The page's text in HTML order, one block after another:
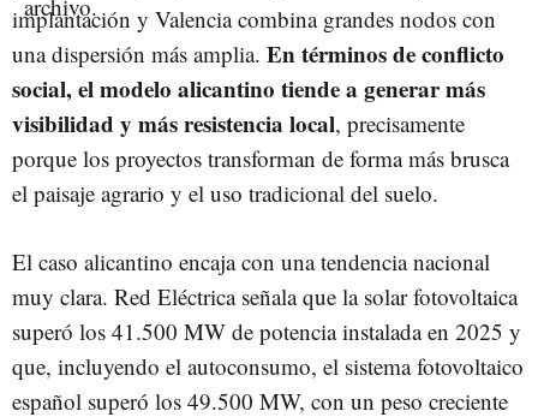
implantación y Valencia combina grandes nodos con
una dispersión más amplia. En términos de conflicto
social, el modelo alicantino tiende a generar más
visibilidad y más resistencia local, precisamente
porque los proyectos transforman de forma más brusca
el paisaje agrario y el uso tradicional del suelo.
El caso alicantino encaja con una tendencia nacional
muy clara. Red Eléctrica señala que la solar fotovoltaica
superó los 41.500 MW de potencia instalada en 2025 y
que, incluyendo el autoconsumo, el sistema fotovoltaico
español superó los 49.500 MW, con un peso creciente